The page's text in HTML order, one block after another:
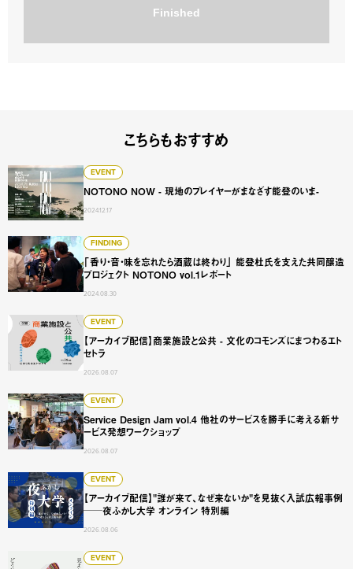
Finished
こちらもおすすめ
EVENT
NOTONO NOW - 現地のプレイヤーがまなざす能登のいま-
2024.12.17
NOTONO NOW - 現地のプレイヤーがまなざす能登のいま-
FINDING
「香り・音・味を忘れたら酒蔵は終わり」 能登杜氏を支えた共同醸造
プロジェクト NOTONO vol.1レポート
2024.08.30
「香り・音・味を忘れたら酒蔵は終わり」 能登杜氏を支え
EVENT
【アーカイブ配信】商業施設と公共 - 文化のコモンズにまつわるエト
セトラ
2026.08.07
【アーカイブ配信】商業施設と公共 - 文化のコモンズにまつ
EVENT
Service Design Jam vol.4 他社のサービスを勝手に考える新サ
ービス発想ワークショップ
2026.08.07
Service Design Jam vol.4 他社のサービスを勝手に考える
EVENT
【アーカイブ配信】"誰が来て、なぜ来ないか"を見抜く入試広報事例
──夜ふかし大学 オンライン 特別編
2026.08.06
【アーカイブ配信】"誰が来て、なぜ来ないか"を見抜く入
EVENT
【アーカイブ配信】ひらくの設計図#3 見えない価値をどう